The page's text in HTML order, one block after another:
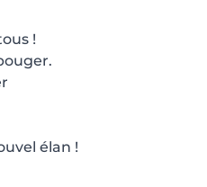
!
élan !